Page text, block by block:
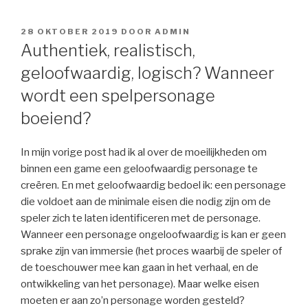
GEPLAATST
OP
28 OKTOBER 2019 DOOR ADMIN
Authentiek, realistisch,
geloofwaardig, logisch? Wanneer
wordt een spelpersonage
boeiend?
In mijn vorige post had ik al over de moeilijkheden om
binnen een game een geloofwaardig personage te
creëren. En met geloofwaardig bedoel ik: een personage
die voldoet aan de minimale eisen die nodig zijn om de
speler zich te laten identificeren met de personage.
Wanneer een personage ongeloofwaardig is kan er geen
sprake zijn van immersie (het proces waarbij de speler of
de toeschouwer mee kan gaan in het verhaal, en de
ontwikkeling van het personage). Maar welke eisen
moeten er aan zo’n personage worden gesteld?